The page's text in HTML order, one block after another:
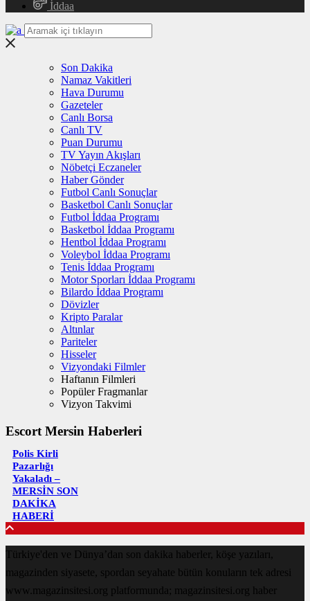
İddaa
Son Dakika
Namaz Vakitleri
Hava Durumu
Gazeteler
Canlı Borsa
Canlı TV
Puan Durumu
TV Yayın Akışları
Nöbetçi Eczaneler
Haber Gönder
Futbol Canlı Sonuçlar
Basketbol Canlı Sonuçlar
Futbol İddaa Programı
Basketbol İddaa Programı
Hentbol İddaa Programı
Voleybol İddaa Programı
Tenis İddaa Programı
Motor Sporları İddaa Programı
Bilardo İddaa Programı
Dövizler
Kripto Paralar
Altınlar
Pariteler
Hisseler
Vizyondaki Filmler
Haftanın Filmleri
Popüler Fragmanlar
Vizyon Takvimi
Escort Mersin Haberleri
Polis Kirli
Pazarlığı
Yakaladı –
MERSİN SON
DAKİKA
HABERİ
Türkiye'den ve Dünya’dan son dakika haberler, köşe yazıları,
magazinden siyasete, spordan seyahate bütün konuların tek adresi
www.magazinsitesi.org platformunda; magazinsitesi.org haber